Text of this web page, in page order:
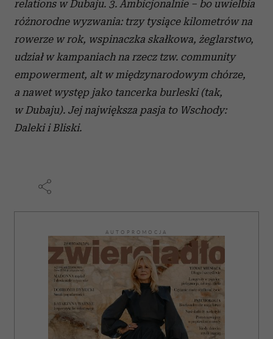
relations w Dubaju. 3. Ambicjonalnie – bo uwielbia
różnorodne wyzwania: trzy tysiące kilometrów na
rowerze w rok, wspinaczka skałkowa, żeglarstwo,
udział w kampaniach na rzecz tzw. community
empowerment, alt w międzynarodowym chórze,
a nawet występ jako tancerka burleski (tak,
w Dubaju). Jej największa pasja to Wschody:
Daleki i Bliski.
AUTOPROMOCJA